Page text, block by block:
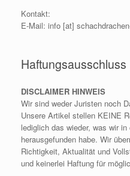
Kontakt:
E-Mail: info [at]
Haftungsausschluss
DISCLAIMER HINWEIS
Wir sind weder Juristen noch
Unsere Artikel stellen KEINE
lediglich das wieder, was wir
herausgefunden habe. Wir
Richtigkeit, Aktualität und
und keinerlei Haftung für